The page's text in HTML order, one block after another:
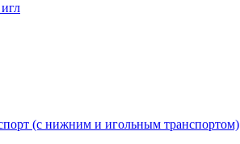
(с нижним и игольным транспортом)